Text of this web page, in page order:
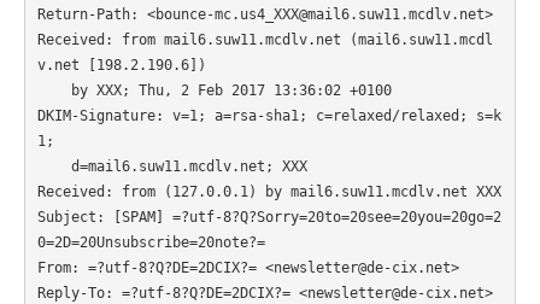
Return-Path: <bounce-mc.us4_XXX@mail6.suw11.mcdlv.net>
Received: from mail6.suw11.mcdlv.net (mail6.suw11.mcdl
v.net [198.2.190.6])
by XXX; Thu, 2 Feb 2017 13:36:02 +0100
DKIM-Signature: v=1; a=rsa-sha1; c=relaxed/relaxed; s=k
1;
Received: from (127.0.0.1) by mail6.suw11.mcdlv.net XXX
Subject: [SPAM] =?utf-8?Q?Sorry=20to=20see=20you=20go=2
0=2D=20Unsubscribe=20note?=
From: =?utf-8?Q?DE=2DCIX?= <newsletter@de-cix.net>
Reply-To: =?utf-8?Q?DE=2DCIX?= <newsletter@de-cix.net>